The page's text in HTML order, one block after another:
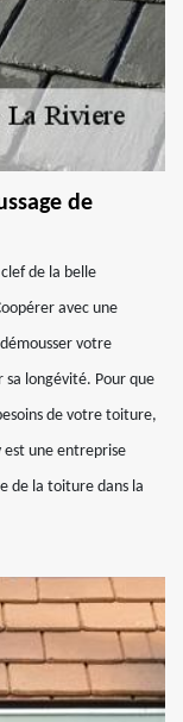
de
de la belle
avec une
votre
longévité. Pour que
de votre toiture,
est une entreprise
de la toiture dans la